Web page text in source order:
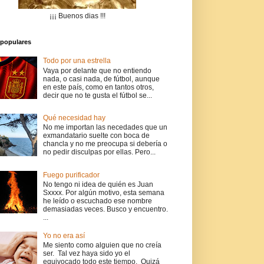
¡¡¡ Buenos dias !!!
Todo por una estrella
Vaya por delante que no entiendo
nada, o casi nada, de fútbol, aunque
en este país, como en tantos otros,
decir que no te gusta el fútbol se...
Qué necesidad hay
No me importan las necedades que un
exmandatario suelte con boca de
chancla y no me preocupa si debería o
no pedir disculpas por ellas. Pero...
Fuego purificador
No tengo ni idea de quién es Juan
Sxxxx. Por algún motivo, esta semana
he leído o escuchado ese nombre
demasiadas veces. Busco y encuentro.
...
Yo no era así
Me siento como alguien que no creía
ser. Tal vez haya sido yo el
equivocado todo este tiempo. Quizá